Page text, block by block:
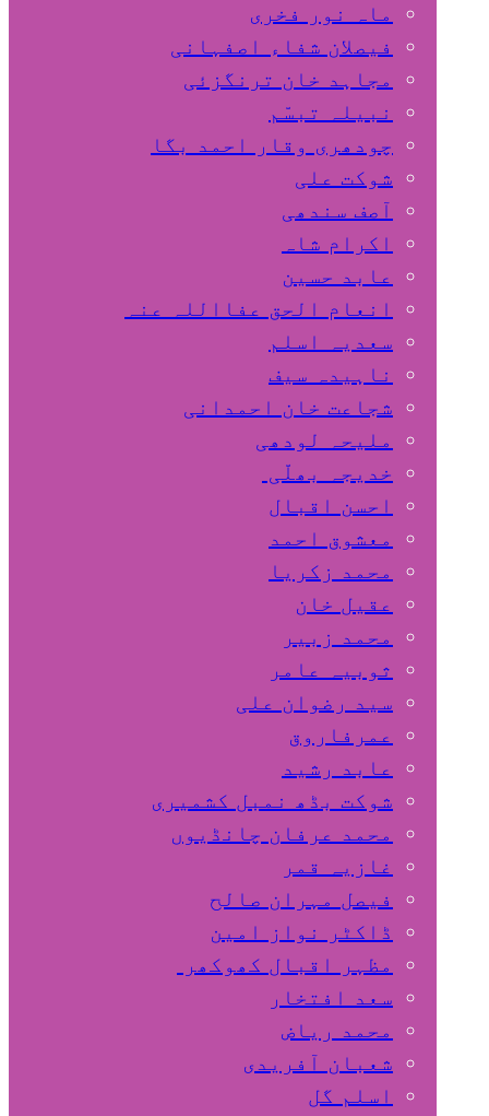
ماہ نور فخری
فیصلان شفاء اصفہانی
مجاہد خان ترنگزئی
نبیلہ تبسّم
چودھری وقار احمد بگا
شوکت علی
آصف سندھی
اکرام شاہ
عابد حسین
انعام الحق عفااللہ عنہ
سعدیہ اسلم
ناہیدہ سیف
شجاعت خان احمدانی
ملیحہ لودھی
خدیجہ بھلّی
احسن اقبال
معشوق احمد
محمد زکریا
عقیل خان
محمد زبیر
ثوبیہ عامر
سید رضوان علی
عمرفاروق
عابد رشید
شوکت بڈھ نمبل کشمیری
محمد عرفان چانڈیوں
غازیہ قمر
فیصل مہران صالح
ڈاکٹر نواز امین
مظہر اقبال کھوکھر
سعد افتخار
محمد ریاض
شعبان آفریدی
اسلم گل